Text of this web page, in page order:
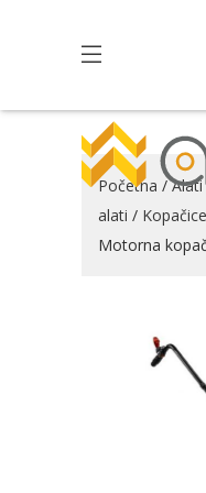
Početna /
alati / Kopačice
Motorna